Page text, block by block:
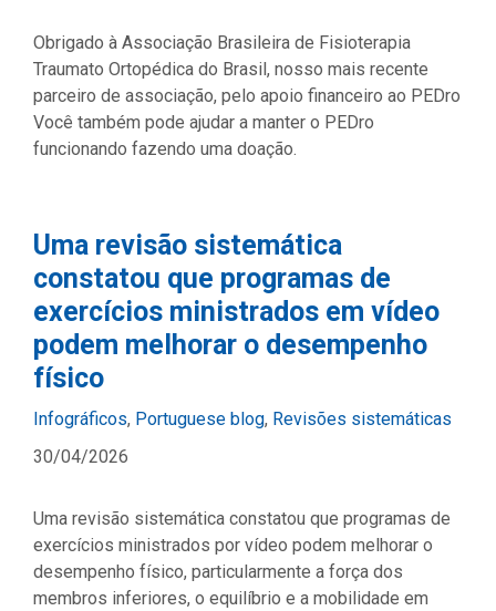
Obrigado à Associação Brasileira de Fisioterapia
Traumato Ortopédica do Brasil, nosso mais recente
parceiro de associação, pelo apoio financeiro ao PEDro
Você também pode ajudar a manter o PEDro
funcionando fazendo uma doação.
Uma revisão sistemática
constatou que programas de
exercícios ministrados em vídeo
podem melhorar o desempenho
físico
Categories
Infográficos, Portuguese blog, Revisões sistemáticas
30/04/2026
Uma revisão sistemática constatou que programas de
exercícios ministrados por vídeo podem melhorar o
desempenho físico, particularmente a força dos
membros inferiores, o equilíbrio e a mobilidade em